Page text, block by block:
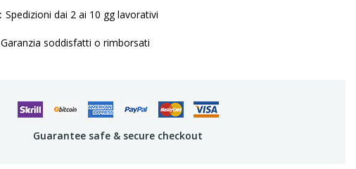
Spedizioni dai 2 ai 10 gg lavorativi
Garanzia soddisfatti o rimborsati
Guarantee safe & secure checkout